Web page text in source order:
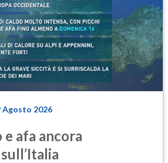
Agosto 2026
afa ancora